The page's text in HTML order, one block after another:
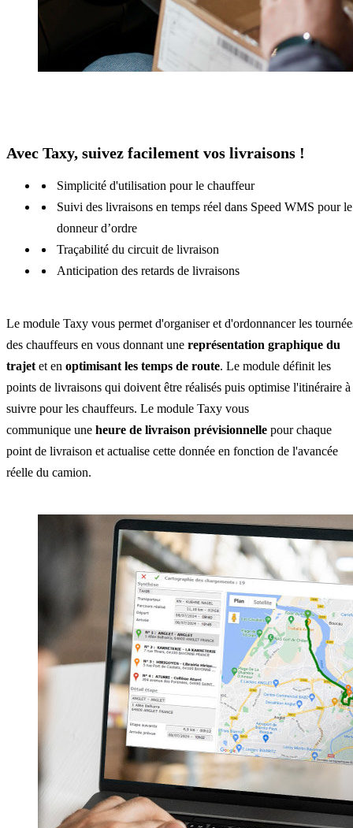
Avec Taxy, suivez facilement vos livraisons !
Simplicité d'utilisation pour le chauffeur
Suivi des livraisons en temps réel dans Speed WMS pour le
donneur d’ordre
Traçabilité du circuit de livraison
Anticipation des retards de livraisons
Le module Taxy vous permet d'organiser et d'ordonnancer les
des chauffeurs en vous donnant une représentation graphique du
trajet et en optimisant les temps de route. Le module définit les
points de livraisons qui doivent être réalisés puis optimise l'itinéraire à
suivre pour les chauffeurs. Le module Taxy vous
communique une heure de livraison prévisionnelle pour chaque
point de livraison et actualise cette donnée en fonction de l'avancée
réelle du camion.